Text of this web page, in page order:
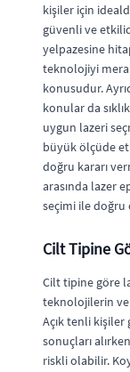
kişiler için
güvenli ve
yelpazesine
teknolojiyi
konusudur.
konular da
uygun lazeri
büyük ölçüde
doğru kararı
arasında lazer
seçimi ile doğru
Cilt Tipine
Cilt tipine göre
teknolojilerin ve
Açık tenli
sonuçları
riskli olabilir.